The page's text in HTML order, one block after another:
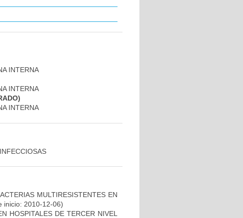
INTERNA
INTERNA
INTERNA
MULTIRESISTENTES EN
inicio: 2010-12-06)
HOSPITALES DE TERCER NIVEL